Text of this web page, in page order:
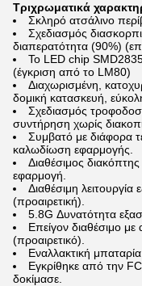
Τριχρωματικά
Σκληρό ατσάλινο
Σχεδιασμός
διαπερατότητα (90%)
Το LED chip
(έγκριση από το LM80)
Διαχωρισμένη,
δομική κατασκευή,
Σχεδιασμός
συντήρηση χωρίς
Συμβατό με διάφορα
καλωδίωση εφαρμογής.
Διαθέσιμος
εφαρμογή.
Διαθέσιμη
(προαιρετική).
5.8G Δυνατότητα
Επείγον διαθέσιμο με
(προαιρετικό).
Εναλλακτική
Εγκρίθηκε από την
δοκίμασε.